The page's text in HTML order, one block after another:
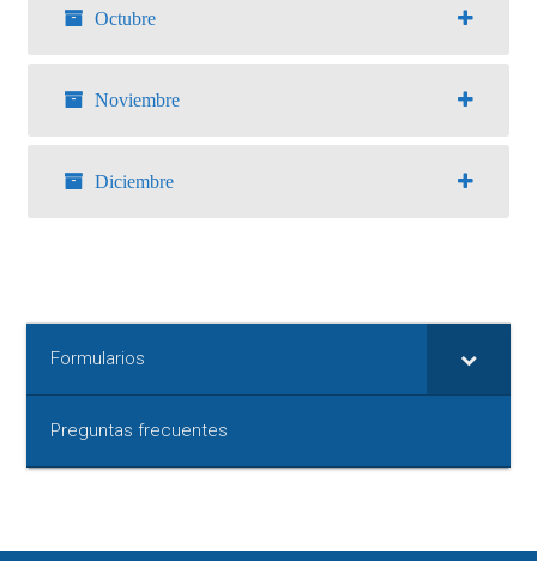
Octubre
Noviembre
Diciembre
Formularios
Preguntas frecuentes